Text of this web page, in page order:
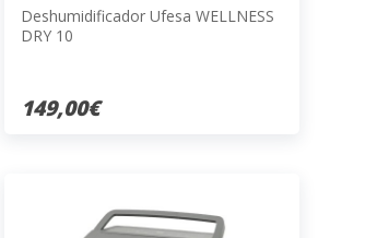
Deshumidificador Ufesa WELLNESS
DRY 10
149,00€